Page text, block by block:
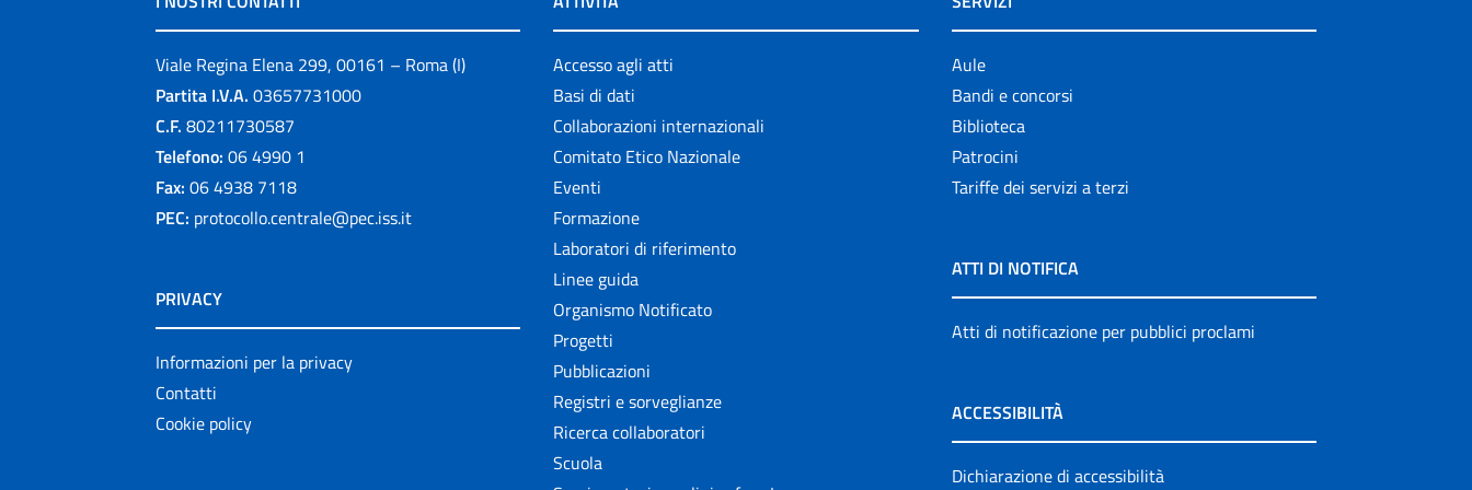
Viale Regina Elena 299, 00161 – Roma (I)
Partita I.V.A. 03657731000
C.F. 80211730587
Telefono: 06 4990 1
Fax: 06 4938 7118
PEC: protocollo.centrale@pec.iss.it
PRIVACY
Informazioni per la privacy
Contatti
Cookie policy
Accesso agli atti
Basi di dati
Collaborazioni internazionali
Comitato Etico Nazionale
Eventi
Formazione
Laboratori di riferimento
Linee guida
Organismo Notificato
Progetti
Pubblicazioni
Registri e sorveglianze
Ricerca collaboratori
Scuola
Aule
Bandi e concorsi
Biblioteca
Patrocini
Tariffe dei servizi a terzi
ATTI DI NOTIFICA
Atti di notificazione per pubblici proclami
ACCESSIBILITÀ
Dichiarazione di accessibilità